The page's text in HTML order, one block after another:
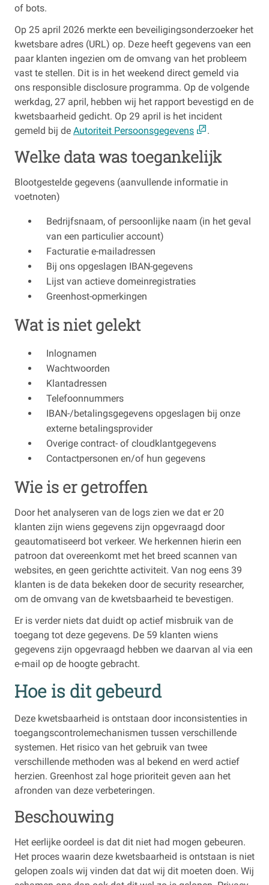
of bots.
Op 25 april 2026 merkte een beveiligingsonderzoeker het
kwetsbare adres (URL) op. Deze heeft gegevens van een
paar klanten ingezien om de omvang van het probleem
vast te stellen. Dit is in het weekend direct gemeld via
ons responsible disclosure programma. Op de volgende
werkdag, 27 april, hebben wij het rapport bevestigd en de
kwetsbaarheid gedicht. Op 29 april is het incident
gemeld bij de Autoriteit Persoonsgegevens .
Welke data was toegankelijk
Blootgestelde gegevens (aanvullende informatie in
voetnoten)
Bedrijfsnaam, of persoonlijke naam (in het geval
van een particulier account)
Facturatie e-mailadressen
Bij ons opgeslagen IBAN-gegevens
Lijst van actieve domeinregistraties
Greenhost-opmerkingen
Wat is niet gelekt
Inlognamen
Wachtwoorden
Klantadressen
Telefoonnummers
IBAN-/betalingsgegevens opgeslagen bij onze
externe betalingsprovider
Overige contract- of cloudklantgegevens
Contactpersonen en/of hun gegevens
Wie is er getroffen
Door het analyseren van de logs zien we dat er 20
klanten zijn wiens gegevens zijn opgevraagd door
geautomatiseerd bot verkeer. We herkennen hierin een
patroon dat overeenkomt met het breed scannen van
websites, en geen gerichtte activiteit. Van nog eens 39
klanten is de data bekeken door de security researcher,
om de omvang van de kwetsbaarheid te bevestigen.
Er is verder niets dat duidt op actief misbruik van de
toegang tot deze gegevens. De 59 klanten wiens
gegevens zijn opgevraagd hebben we daarvan al via een
e-mail op de hoogte gebracht.
Hoe is dit gebeurd
Deze kwetsbaarheid is ontstaan door inconsistenties in
toegangscontrolemechanismen tussen verschillende
systemen. Het risico van het gebruik van twee
verschillende methoden was al bekend en werd actief
herzien. Greenhost zal hoge prioriteit geven aan het
afronden van deze verbeteringen.
Beschouwing
Het eerlijke oordeel is dat dit niet had mogen gebeuren.
Het proces waarin deze kwetsbaarheid is ontstaan is niet
gelopen zoals wij vinden dat dat wij dit moeten doen. Wij